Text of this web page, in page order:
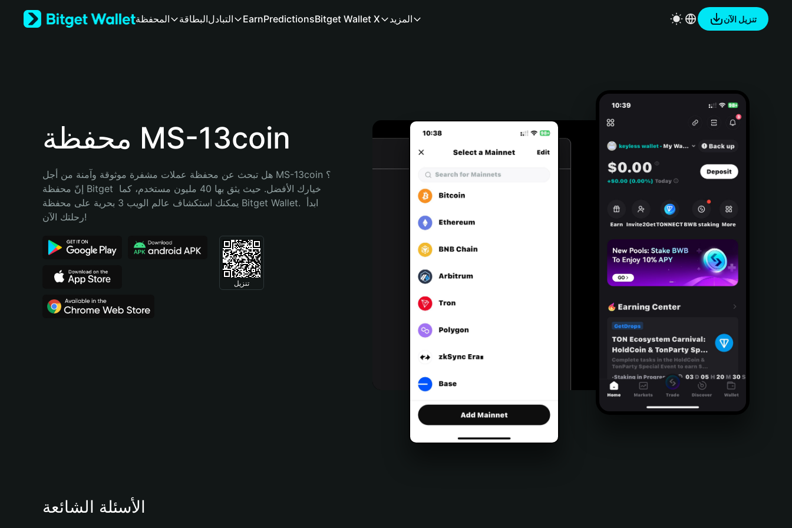
Bahasa Indonesia
Português (Brasil)
المحفظة البطاقةالتبادل EarnPredictionsBitget Wallet X المزيد تنزيل الآن
محفظة MS-13coin
هل تبحث عن محفظة عملات مشفرة موثوقة وآمنة من أجل MS-13coin؟
إنّ محفظة Bitget خيارك الأفضل. حيث يثق بها 40 مليون مستخدم، كما
يمكنك استكشاف عالم الويب 3 بحرية على محفظة Bitget Wallet. ابدأ
رحلتك الآن!
تنزيل
الأسئلة الشائعة